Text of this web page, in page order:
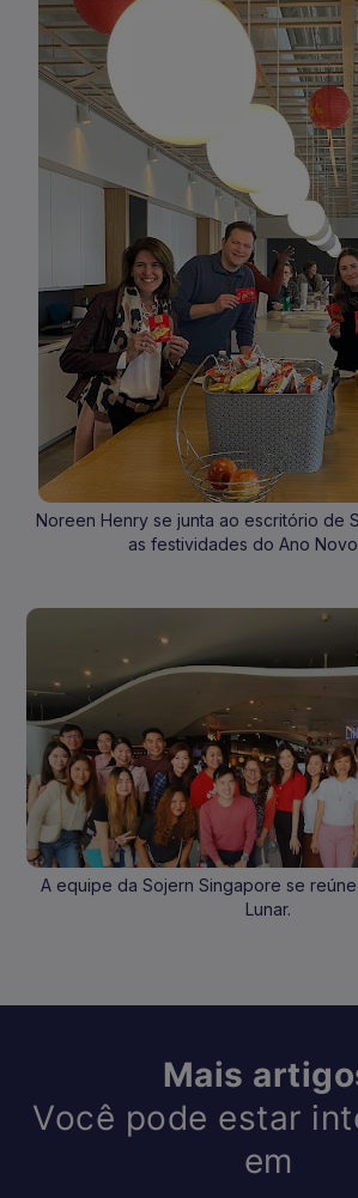
Noreen Henry se junta ao escritório de
as festividades do Ano Novo
A equipe da Sojern Singapore se
Lunar.
Mais
Você pode estar
em